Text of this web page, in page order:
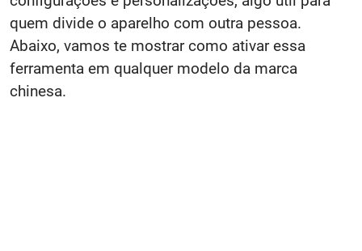
quem divide o aparelho com outra pessoa.
Abaixo, vamos te mostrar como ativar essa
ferramenta em qualquer modelo da marca
chinesa.